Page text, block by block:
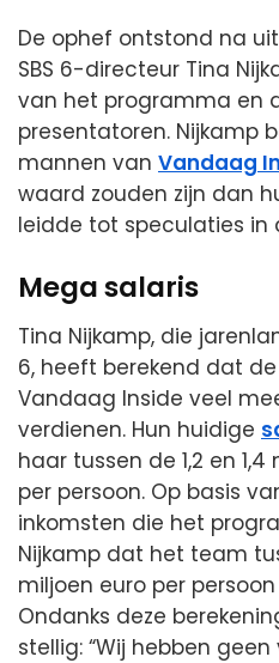
De ophef ontstond na
SBS 6-directeur Tina
van het programma en
presentatoren. Nijkamp
mannen van Vandaag
waard zouden zijn dan
leidde tot speculaties in
Mega salaris
Tina Nijkamp, die
6, heeft berekend dat
Vandaag Inside veel
verdienen. Hun huidige
haar tussen de 1,2 en
per persoon. Op basis
inkomsten die het
Nijkamp dat het team
miljoen euro per
Ondanks deze
stellig: “Wij hebben